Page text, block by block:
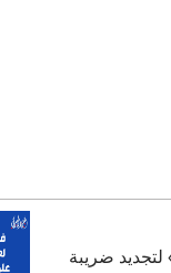
ضريبة